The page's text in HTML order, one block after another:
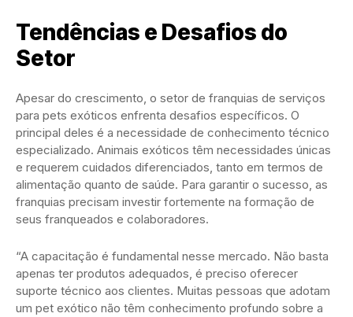
Tendências e Desafios do
Setor
Apesar do crescimento, o setor de franquias de serviços
para pets exóticos enfrenta desafios específicos. O
principal deles é a necessidade de conhecimento técnico
especializado. Animais exóticos têm necessidades únicas
e requerem cuidados diferenciados, tanto em termos de
alimentação quanto de saúde. Para garantir o sucesso, as
franquias precisam investir fortemente na formação de
seus franqueados e colaboradores.
“A capacitação é fundamental nesse mercado. Não basta
apenas ter produtos adequados, é preciso oferecer
suporte técnico aos clientes. Muitas pessoas que adotam
um pet exótico não têm conhecimento profundo sobre a